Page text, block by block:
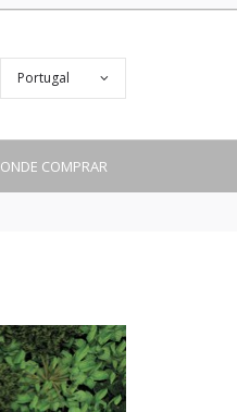
Portugal
ONDE COMPRAR